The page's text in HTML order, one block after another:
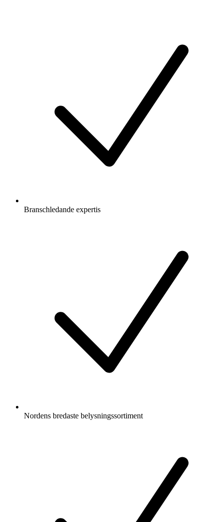
Branschledande expertis
Nordens bredaste belysningssortiment